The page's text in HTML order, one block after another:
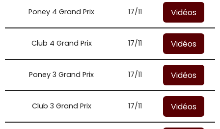
Poney 4 Grand Prix 17/11 Vidéos
Club 4 Grand Prix 17/11 Vidéos
Poney 3 Grand Prix 17/11 Vidéos
Club 3 Grand Prix 17/11 Vidéos